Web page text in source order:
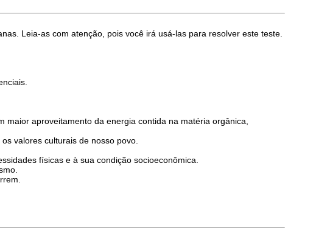
Leia-as com atenção, pois você irá usá-las para resolver este teste.
aproveitamento da energia contida na matéria orgânica,
valores culturais de nosso povo.
físicas e à sua condição socioeconômica.